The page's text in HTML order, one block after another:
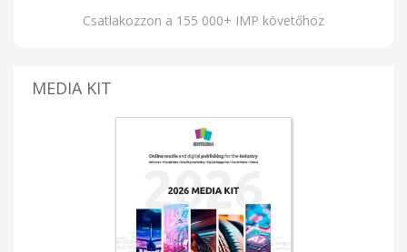
Csatlakozzon a 155 000+ IMP követőhöz
MEDIA KIT